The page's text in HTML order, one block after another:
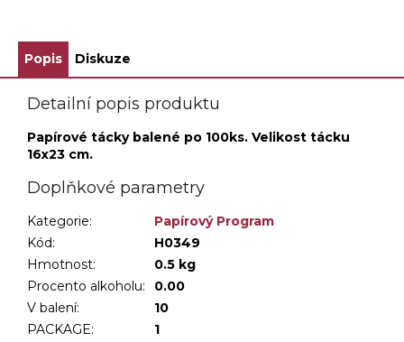
Popis Diskuze
Detailní popis produktu
Papírové tácky balené po 100ks. Velikost tácku
16x23 cm.
Doplňkové parametry
Kategorie:
Papírový Program
Kód:
H0349
Hmotnost:
0.5 kg
Procento alkoholu:
0.00
V balení:
10
PACKAGE: 1